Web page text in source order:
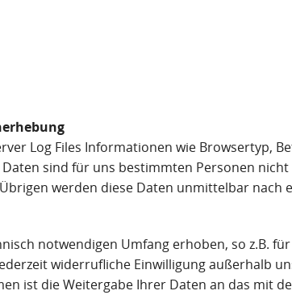
Log Files Informationen wie Browsertyp,
sind für uns bestimmten Personen
werden diese Daten unmittelbar nach
notwendigen Umfang erhoben, so z.B.
widerrufliche Einwilligung außerhalb
ist die Weitergabe Ihrer Daten an das mit